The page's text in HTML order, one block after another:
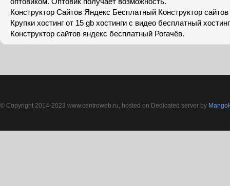
Конструктор Сайтов Яндекс Бесплатный Конструктор
Крупки хостинг от 15 gb хостинги с видео бесплатный
Конструктор сайтов яндекс бесплатный Рогачёв.
© Copyright 2014-2023 www.centroweb.ru, hosted on Dedicated server by